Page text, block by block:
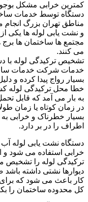
کمترین خرابی مشکل
دستگاه توسط خدمات
مناطق تهران بزرگ
و نشت یابی لوله ها یکی
مجتمع ها ساختمان ها
می کنند.
تشخیص ترکیدگی لوله با
خدمات شرکت خدمات
بسیار رواج پیدا کرده و
خطا محل ترکیدگی لوله
به بار می آمد که قابل
در زمان کوتاه یا زمان
بسیار خطرناک و خرابی
اطراف را در بر دارد.
دستگاه نشت یابی لوله آب
خرابی استفاده می شود و
ترکیدگی لوله را تشخیص
دیوارها نشتی داشته
کار باعث می شود که
کل محدوده ساختمان را